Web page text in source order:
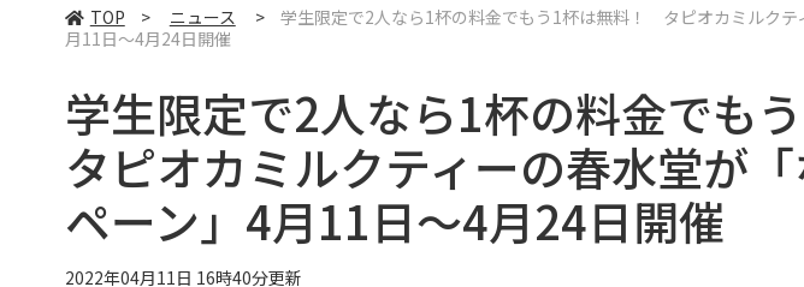
TOP > ニュース >
学生限定で2人なら1杯の料金でもう1杯は無料！ タピオカミルクテ
月11日～4月24日開催
学生限定で2人なら1杯の料金でも
タピオカミルクティーの春水堂が
ペーン」4月11日～4月24日開催
2022年04月11日 16時40分更新